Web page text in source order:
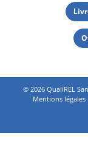
© 2026 QualiREL
Mentions légales